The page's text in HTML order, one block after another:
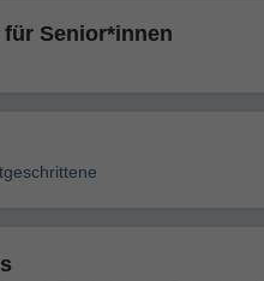
Senior*innen